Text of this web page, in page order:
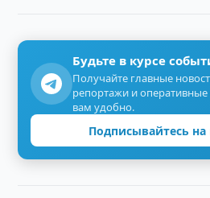
Будьте в курсе
Получайте главные
репортажи и
вам удобно.
Подписывайтесь